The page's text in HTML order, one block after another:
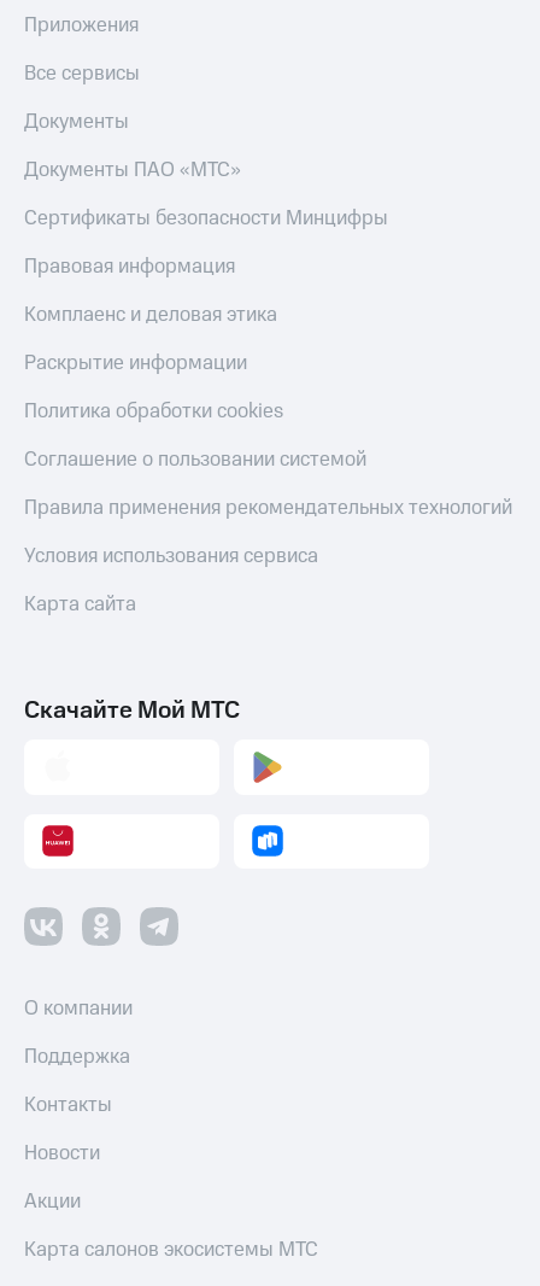
Приложения
Все сервисы
Документы
Документы ПАО «МТС»
Сертификаты безопасности Минцифры
Правовая информация
Комплаенс и деловая этика
Раскрытие информации
Политика обработки cookies
Соглашение о пользовании системой
Правила применения рекомендательных технологий
Условия использования сервиса
Карта сайта
Скачайте Мой МТС
О компании
Поддержка
Контакты
Новости
Акции
Карта салонов экосистемы МТС